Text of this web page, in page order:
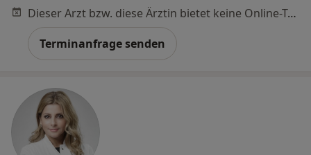
Dieser Arzt bzw. diese Ärztin bietet keine Online-Terminbuchung an diesem Standort an.
Terminanfrage senden